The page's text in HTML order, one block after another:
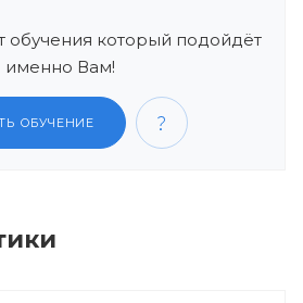
обучения который подойдёт
именно Вам!
ОБУЧЕНИЕ